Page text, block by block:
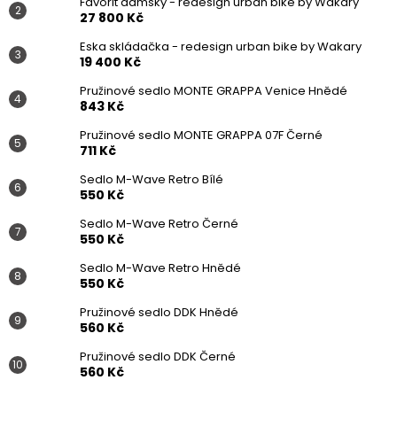
27 800 Kč
Eska skládačka - redesign urban bike by Wakary
19 400 Kč
Pružinové sedlo MONTE GRAPPA Venice Hnědé
843 Kč
Pružinové sedlo MONTE GRAPPA 07F Černé
711 Kč
Sedlo M-Wave Retro Bílé
550 Kč
Sedlo M-Wave Retro Černé
550 Kč
Sedlo M-Wave Retro Hnědé
550 Kč
Pružinové sedlo DDK Hnědé
560 Kč
Pružinové sedlo DDK Černé
560 Kč